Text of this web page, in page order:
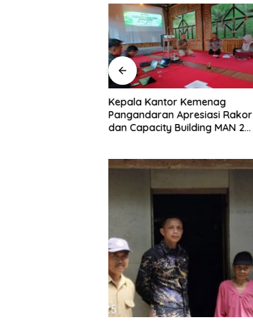
Kepala Kantor Kemenag
Pangandaran Apresiasi Rakor
dan Capacity Building MAN 2